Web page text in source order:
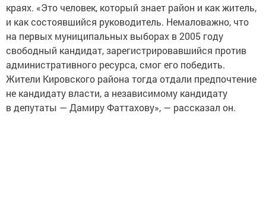
краях. «Это человек, который знает район и как житель,
и как состоявшийся руководитель. Немаловажно, что
на первых муниципальных выборах в 2005 году
свободный кандидат, зарегистрировавшийся против
административного ресурса, смог его победить.
Жители Кировского района тогда отдали предпочтение
не кандидату власти, а независимому кандидату
в депутаты — Дамиру Фаттахову», — рассказал он.